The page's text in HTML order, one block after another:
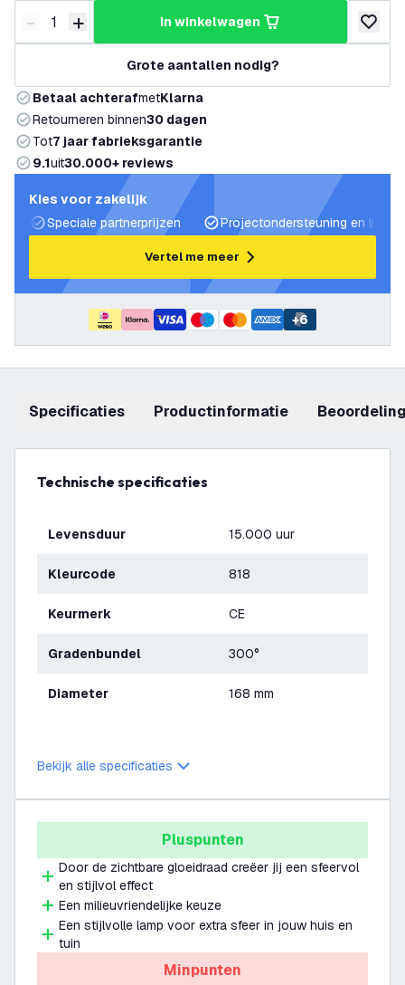
Verminder hoeveelheid
- Verhoog hoeveelheid
+ in winkelwagen
Grote aantallen nodig?
Betaal achterafmetKlarna
Retourneren binnen30 dagen
Tot7 jaar fabrieksgarantie
9.1uit30.000+ reviews
Kies voor zakelijk
Speciale partnerprijzen
Projectondersteuning en
Vertel me meer
+6
Specificaties productinformatie
Technische specificaties
Levensduur 15.000 uur
Kleurcode 818
Keurmerk CE
Gradenbundel 300°
Diameter 168 mm
Bekijk alle specificaties
Pluspunten
Door de zichtbare gloeidraad creëer jij een sfeervol
en stijlvol effect
Een milieuvriendelijke keuze
Een stijlvolle lamp voor extra sfeer in jouw huis en
tuin
Minpunten